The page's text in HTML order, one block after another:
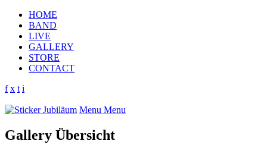
HOME
BAND
LIVE
GALLERY
STORE
CONTACT
f x t i
Menu Menu
Gallery Übersicht